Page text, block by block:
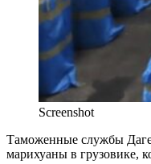
Screenshot
Таможенные службы
марихуаны в грузовике,